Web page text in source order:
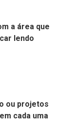
a área que
lendo
ou projetos
cada uma